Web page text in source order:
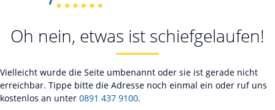
Oh nein, etwas ist schiefgelaufen!
Vielleicht wurde die Seite umbenannt oder sie ist gerade nicht
erreichbar. Tippe bitte die Adresse noch einmal ein oder ruf uns
kostenlos an unter 0891 437 9100.